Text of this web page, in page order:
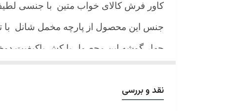
کاور فرش کالای خواب متین با جنسی
جنس این محصول از پارچه مخمل شانل
چهار گوشه این محصول با کش باکیفیت
شرایط شستشو:
نقد و بررسی